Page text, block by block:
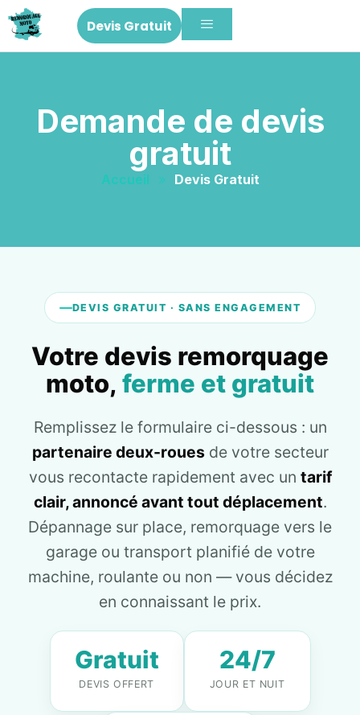
Devis Gratuit
Demande de devis
gratuit
Accueil » Devis Gratuit
DEVIS GRATUIT · SANS ENGAGEMENT
Votre devis remorquage
moto, ferme et gratuit
Remplissez le formulaire ci-dessous : un
partenaire deux-rouesde votre secteur
vous recontacte rapidement avec un tarif
clair, annoncé avant tout déplacement.
Dépannage sur place, remorquage vers le
garage ou transport planifié de votre
machine, roulante ou non — vous décidez
en connaissant le prix.
Gratuit
DEVIS OFFERT
24/7
JOUR ET NUIT